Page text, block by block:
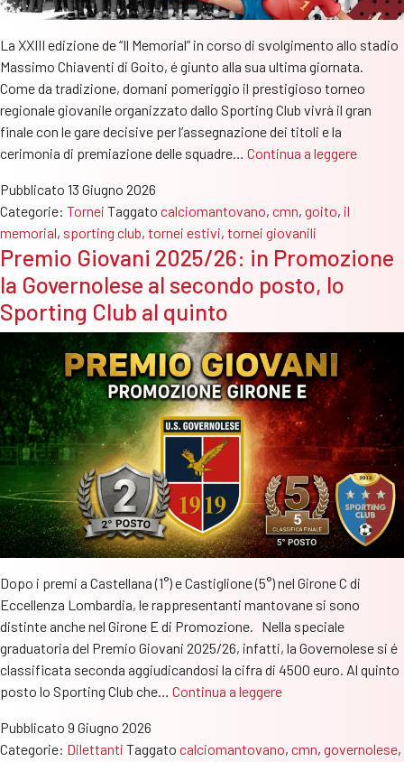
La XXIII edizione de “Il Memorial” in corso di svolgimento allo stadio
Massimo Chiaventi di Goito, é giunto alla sua ultima giornata.
Come da tradizione, domani pomeriggio il prestigioso torneo
regionale giovanile organizzato dallo Sporting Club vivrà il gran
finale con le gare decisive per l’assegnazione dei titoli e la
cerimonia di premiazione delle squadre… Continua a leggereXXIII
le
finali
le
Pubblicato 13 Giugno 2026
Categorie: Tornei Taggato calciomantovano, cmn, goito, il
memorial, sporting club, tornei estivi, tornei giovanili
Premio Giovani 2025/26: in Promozione
la Governolese al secondo posto, lo
Sporting Club al quinto
Dopo i premi a Castellana (1°) e Castiglione (5°) nel Girone C di
Eccellenza Lombardia, le rappresentanti mantovane si sono
distinte anche nel Girone E di Promozione. Nella speciale
graduatoria del Premio Giovani 2025/26, infatti, la Governolese si é
classificata seconda aggiudicandosi la cifra di 4500 euro. Al quinto
posto lo Sporting Club che… Continua a leggerePremio
in
Pubblicato 9 Giugno 2026
Categorie: Dilettanti Taggato calciomantovano, cmn, governolese,